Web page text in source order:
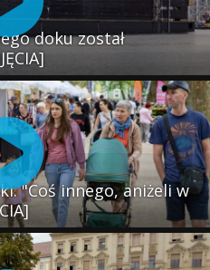
doku został
"Coś innego, aniżeli w